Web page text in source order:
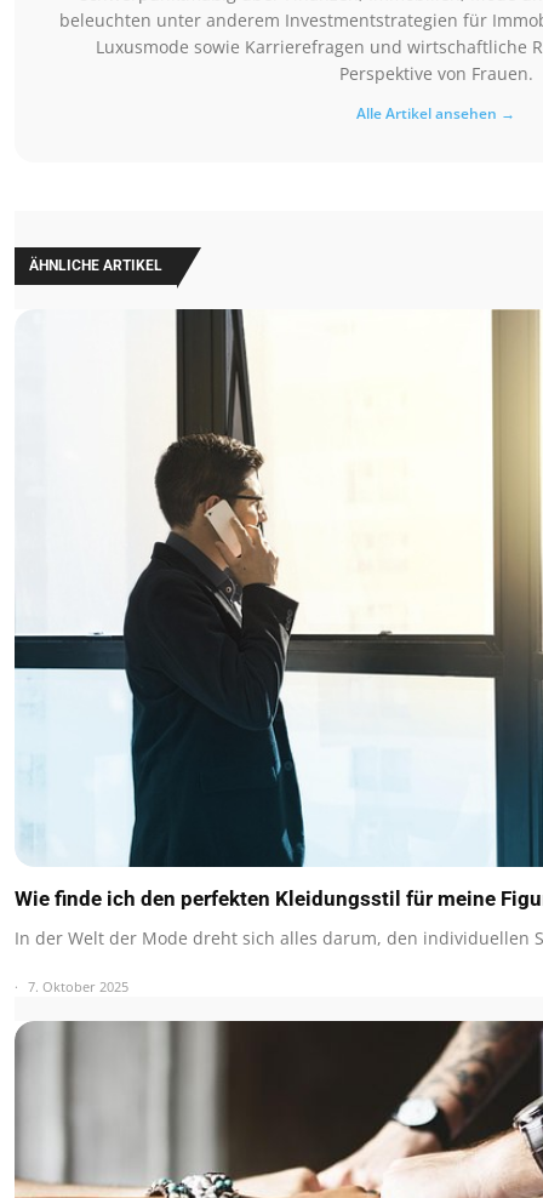
beleuchten unter anderem Investmentstrategien für
Luxusmode sowie Karrierefragen und wirtschaftliche
Perspektive von Frauen.
Alle Artikel ansehen →
ÄHNLICHE ARTIKEL
Wie finde ich den perfekten Kleidungsstil für meine
In der Welt der Mode dreht sich alles darum, den individuellen
7. Oktober 2025